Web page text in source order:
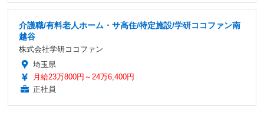
介護職/有料老人ホーム・サ高住/特定施設/学研ココファン南
越谷
株式会社学研ココファン
埼玉県
月給23万800円～24万6,400円
正社員